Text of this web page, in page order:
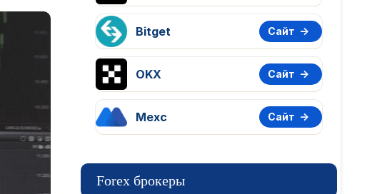
Bitget Сайт
OKX Сайт
Mexc Сайт
Forex брокеры